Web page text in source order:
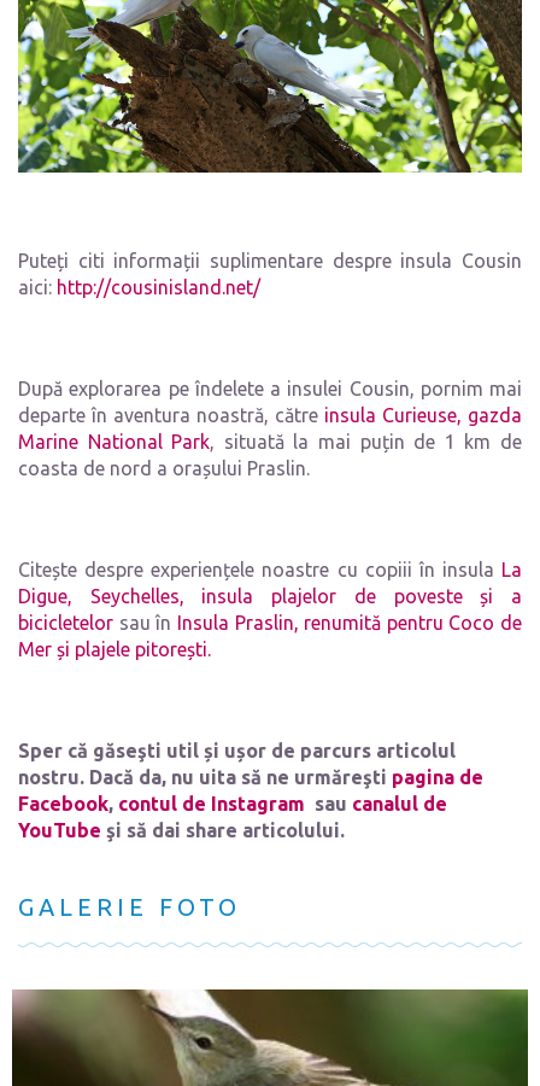
Puteți citi informații suplimentare despre insula Cousin
aici: http://cousinisland.net/
După explorarea pe îndelete a insulei Cousin, pornim mai
departe în aventura noastră, către insula Curieuse, gazda
Marine National Park, situată la mai puțin de 1 km de
coasta de nord a orașului Praslin.
Citește despre experiențele noastre cu copiii în insula La
Digue, Seychelles, insula plajelor de poveste și a
bicicletelor sau în Insula Praslin, renumită pentru Coco de
Mer și plajele pitorești.
Sper că găseşti util și ușor de parcurs articolul
nostru. Dacă da, nu uita să ne urmăreşti pagina de
Facebook, contul de Instagram sau canalul de
YouTube şi să dai share articolului.
GALERIE FOTO